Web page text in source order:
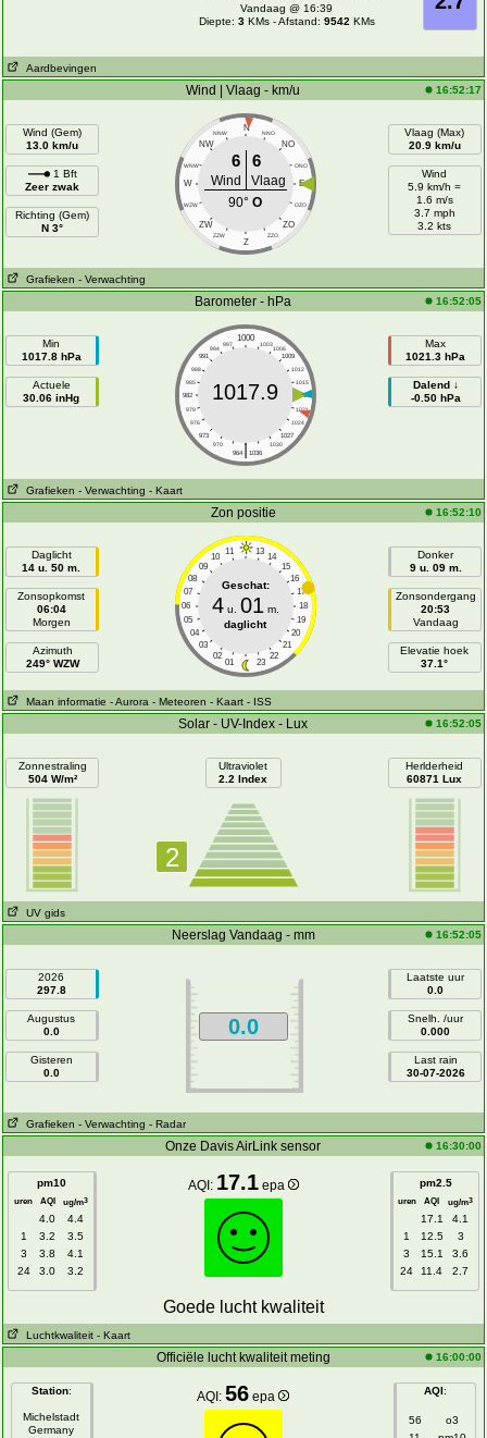
Vandaag @ 16:39
Diepte: 3KMs - Afstand: 9542 KMs
Aardbevingen
Wind | Vlaag - km/u 16:52:17
Wind (Gem)
13.0 km/u
1 Bft
Zeer zwak
Richting (Gem)
N 3°
N
NNW NNO
NW NO
WNW ONO
W E
WZW OZO
ZW ZO
ZZW ZZO
Z
6 6
Wind
Vlaag
90°O
Vlaag (Max)
20.9 km/u
Wind
5.9 km/h =
1.6 m/s
3.7 mph
3.2 kts
Grafieken - Verwachting
Barometer - hPa 16:52:05
Min
1017.8 hPa
Actuele
30.06 inHg
1000
997 1003
994
1006
991
1009
988
1012
985
1015
982
1018
979
1021
976
1024
973
1027
970
1030
|
964 1036
1017.9
Max
1021.3 hPa
Dalend ↓
-0.50 hPa
Grafieken - Verwachting - Kaart
Zon positie 16:52:10
Daglicht
14 u. 50 m.
Zonsopkomst
06:04
Morgen
Azimuth
249° WZW
11 13
10
14
09
15
08
16
07
17
06
18
05
19
04
20
03
21
02
22
01 23
Geschat:
4u. 01 m.
daglicht
Donker
9 u. 09 m.
Zonsondergang
20:53
Vandaag
Elevatie hoek
37.1°
Maan informatie - Aurora - Meteoren - Kaart - ISS
Solar - UV-Index - Lux 16:52:05
Zonnestraling
504 W/m²
Ultraviolet
2.2 Index
2
Herlderheid
60871 Lux
UV gids
Neerslag Vandaag - mm 16:52:05
2026
297.8
Augustus
0.0
Gisteren
0.0
0.0
Laatste uur
0.0
Snelh. /uur
0.000
Last rain
30-07-2026
Grafieken - Verwachting - Radar
Onze Davis AirLink sensor 16:30:00
pm10
uren AQI ug/m3
4.0
4.4
1
3.2
3.5
3
3.8
4.1
24
3.0 3.2
AQI: 17.1 epa pm2.5
uren AQI ug/m3
17.1
4.1
1
12.5
3
3
15.1
3.6
24
11.4 2.7
Goede lucht kwaliteit
Luchtkwaliteit - Kaart
Officiële lucht kwaliteit meting 16:00:00
Station:
Michelstadt
Germany
AQI:56 epa AQI:
56
o3